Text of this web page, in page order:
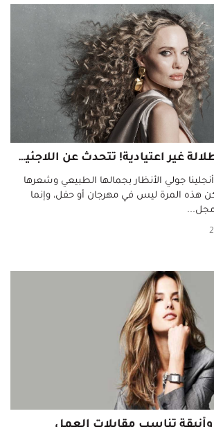
أنجلينا جولي بإطلالة غير اعتيادية! تتحدث عن اللاجئين والحرية الابداعية ومشروعها الخاص
جولي الأنظار بجمالها الطبيعي وشعرها
هذه المرة ليس في مهرجان أو حفل، وإنما